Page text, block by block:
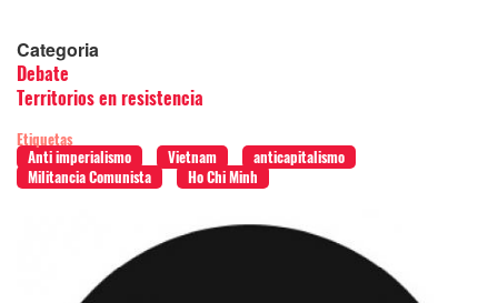
Categoria
Debate
Territorios en resistencia
Etiquetas
Anti imperialismo
Vietnam
anticapitalismo
Militancia Comunista
Ho Chi Minh